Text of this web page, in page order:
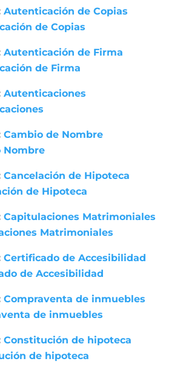
Autenticación de Copias
de Copias
Autenticación de Firma
de Firma
Autenticaciones
Cambio de Nombre
Nombre
Cancelación de Hipoteca
de Hipoteca
Capitulaciones Matrimoniales
Matrimoniales
Certificado de Accesibilidad
de Accesibilidad
Compraventa de inmuebles
de inmuebles
Constitución de hipoteca
de hipoteca